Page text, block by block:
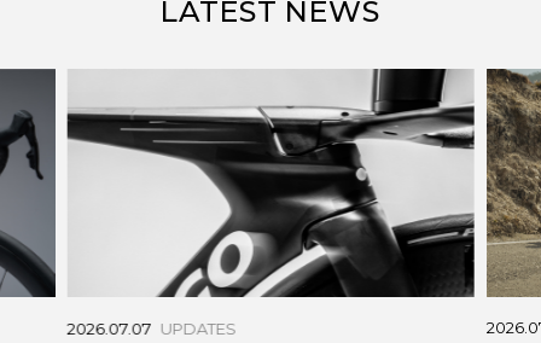
LATEST NEWS
2026.07.07 UPDATES